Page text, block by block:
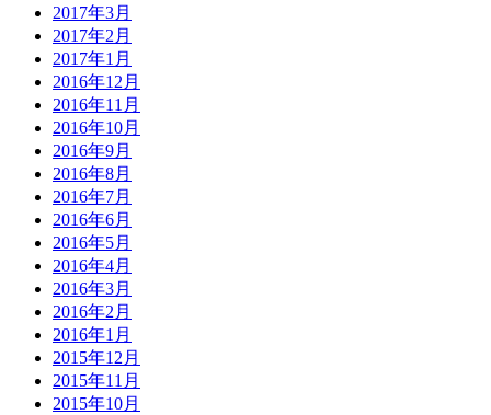
2017年3月
2017年2月
2017年1月
2016年12月
2016年11月
2016年10月
2016年9月
2016年8月
2016年7月
2016年6月
2016年5月
2016年4月
2016年3月
2016年2月
2016年1月
2015年12月
2015年11月
2015年10月